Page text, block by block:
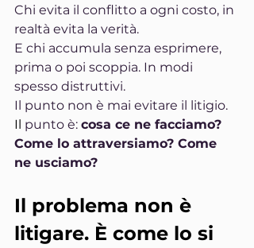
Chi evita il conflitto a ogni costo, in
realtà evita la verità.
E chi accumula senza esprimere,
prima o poi scoppia. In modi
spesso distruttivi.
Il punto non è mai evitare il litigio.
Il punto è: cosa ce ne facciamo?
Come lo attraversiamo? Come
ne usciamo?
Il problema non è
litigare. È come lo si